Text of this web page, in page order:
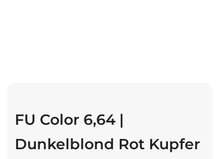
FU Color 6,64 |
Dunkelblond Rot Kupfer